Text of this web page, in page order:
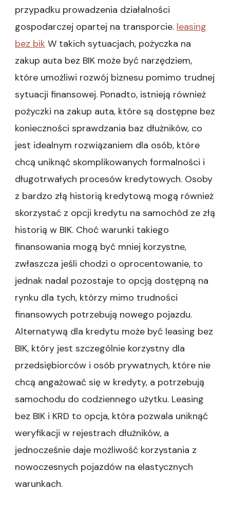
przypadku prowadzenia działalności
gospodarczej opartej na transporcie. leasing
bez bik W takich sytuacjach, pożyczka na
zakup auta bez BIK może być narzędziem,
które umożliwi rozwój biznesu pomimo trudnej
sytuacji finansowej. Ponadto, istnieją również
pożyczki na zakup auta, które są dostępne bez
konieczności sprawdzania baz dłużników, co
jest idealnym rozwiązaniem dla osób, które
chcą uniknąć skomplikowanych formalności i
długotrwałych procesów kredytowych. Osoby
z bardzo złą historią kredytową mogą również
skorzystać z opcji kredytu na samochód ze złą
historią w BIK. Choć warunki takiego
finansowania mogą być mniej korzystne,
zwłaszcza jeśli chodzi o oprocentowanie, to
jednak nadal pozostaje to opcją dostępną na
rynku dla tych, którzy mimo trudności
finansowych potrzebują nowego pojazdu.
Alternatywą dla kredytu może być leasing bez
BIK, który jest szczególnie korzystny dla
przedsiębiorców i osób prywatnych, które nie
chcą angażować się w kredyty, a potrzebują
samochodu do codziennego użytku. Leasing
bez BIK i KRD to opcja, która pozwala uniknąć
weryfikacji w rejestrach dłużników, a
jednocześnie daje możliwość korzystania z
nowoczesnych pojazdów na elastycznych
warunkach.